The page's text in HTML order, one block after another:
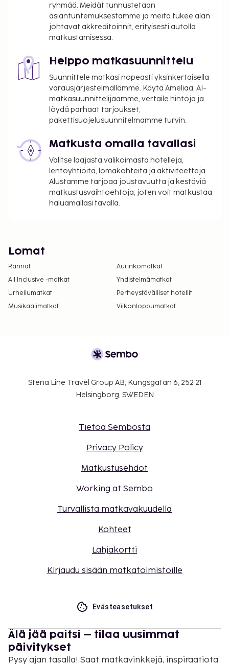
ryhmää. Meidät tunnustetaan
asiantuntemuksestamme ja meitä tukee alan
johtavat akkreditoinnit, erityisesti autolla
matkustamisessa.
Helppo matkasuunnittelu
Suunnittele matkasi nopeasti yksinkertaisella
varausjärjestelmällämme. Käytä Ameliaa, AI-
matkasuunnittelijaamme, vertaile hintoja ja
löydä parhaat tarjoukset,
pakettisuojelusuunnitelmamme turvin.
Matkusta omalla tavallasi
Valitse laajasta valikoimasta hotelleja,
lentoyhtiöitä, lomakohteita ja aktiviteetteja.
Alustamme tarjoaa joustavuutta ja kestäviä
matkustusvaihtoehtoja, joten voit matkustaa
haluamallasi tavalla.
Lomat
Rannat
Aurinkomatkat
All Inclusive -matkat
Yhdistelmämatkat
Urheilumatkat
Perheystävälliset hotellit
Musikaalimatkat
Viikonloppumatkat
Stena Line Travel Group AB, Kungsgatan 6, 252 21
Helsingborg, SWEDEN
Tietoa Sembosta
Privacy Policy
Matkustusehdot
Working at Sembo
Turvallista matkavakuudella
Kohteet
Lahjakortti
Kirjaudu sisään matkatoimistoille
Evästeasetukset
Älä jää paitsi – tilaa uusimmat
päivitykset
Pysy ajan tasalla! Saat matkavinkkejä, inspiraatiota